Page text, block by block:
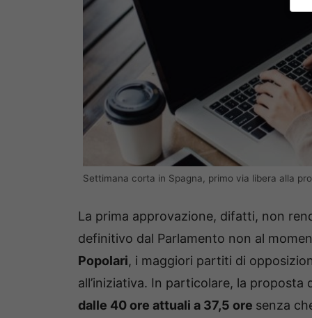
Settimana corta in Spagna, primo via libera alla
La prima approvazione, difatti, non
definitivo dal Parlamento non al
Popolari, i maggiori partiti di
all’iniziativa. In particolare, la proposta
dalle 40 ore attuali a 37,5 ore senza